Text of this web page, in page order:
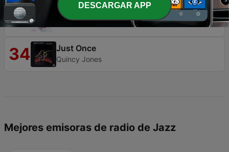
33 April In Paris
34 Just Once
Quincy Jones
Mejores emisoras de radio de Jazz
DESCARGAR APP